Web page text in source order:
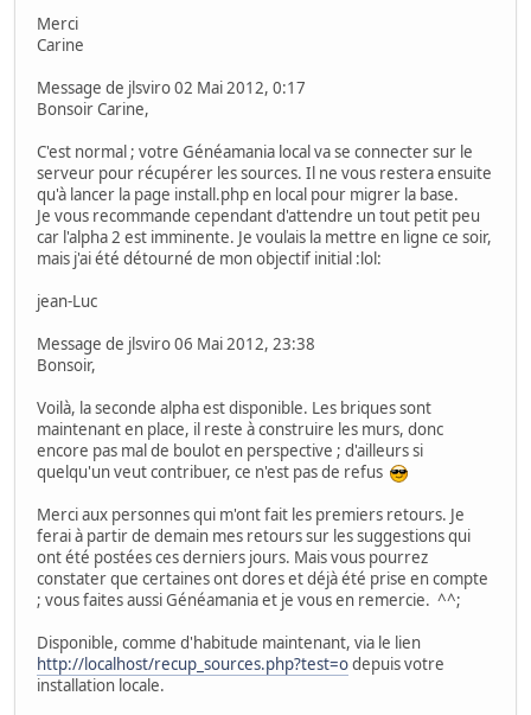
Merci
Carine
Message de jlsviro 02 Mai 2012, 0:17
Bonsoir Carine,
C'est normal ; votre Généamania local va se connecter sur le
serveur pour récupérer les sources. Il ne vous restera ensuite
qu'à lancer la page install.php en local pour migrer la base.
Je vous recommande cependant d'attendre un tout petit peu
car l'alpha 2 est imminente. Je voulais la mettre en ligne ce soir,
mais j'ai été détourné de mon objectif initial :lol:
jean-Luc
Message de jlsviro 06 Mai 2012, 23:38
Bonsoir,
Voilà, la seconde alpha est disponible. Les briques sont
maintenant en place, il reste à construire les murs, donc
encore pas mal de boulot en perspective ; d'ailleurs si
quelqu'un veut contribuer, ce n'est pas de refus
Merci aux personnes qui m'ont fait les premiers retours. Je
ferai à partir de demain mes retours sur les suggestions qui
ont été postées ces derniers jours. Mais vous pourrez
constater que certaines ont dores et déjà été prise en compte
; vous faites aussi Généamania et je vous en remercie. ^^;
Disponible, comme d'habitude maintenant, via le lien
http://localhost/recup_sources.php?test=odepuis votre
installation locale.